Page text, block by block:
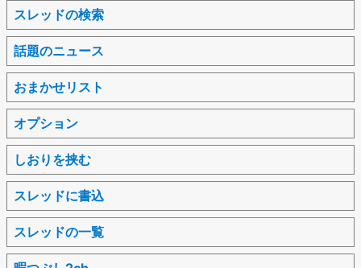
スレッドの検索
話題のニュース
おまかせリスト
オプション
しおりを挟む
スレッドに書込
スレッドの一覧